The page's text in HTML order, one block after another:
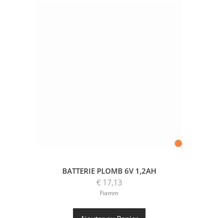
BATTERIE PLOMB 6V 1,2AH
€ 17,13
Fiamm